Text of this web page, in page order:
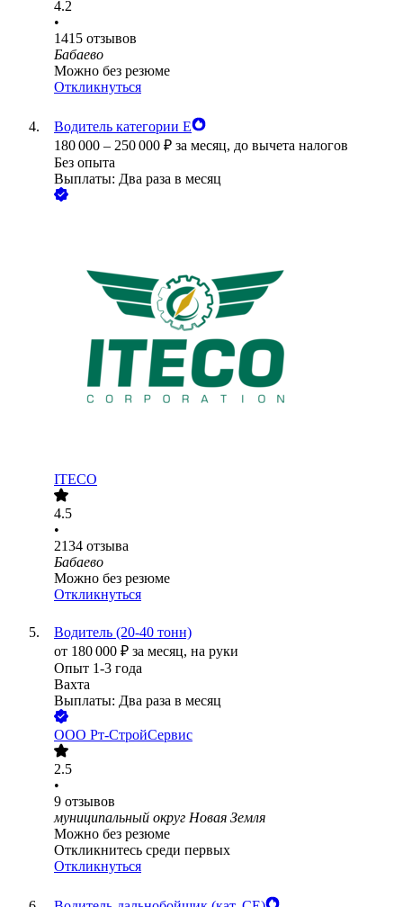
4.2
•
1415 отзывов
Бабаево
Можно без резюме
Откликнуться
Водитель категории Е
180 000 – 250 000 ₽ за месяц, до вычета налогов
Без опыта
Выплаты: Два раза в месяц
ITECO
4.5
•
2134 отзыва
Бабаево
Можно без резюме
Откликнуться
Водитель (20-40 тонн)
от 180 000 ₽ за месяц, на руки
Опыт 1-3 года
Вахта
Выплаты: Два раза в месяц
ООО Рт-СтройСервис
2.5
•
9 отзывов
муниципальный округ Новая Земля
Можно без резюме
Откликнитесь среди первых
Откликнуться